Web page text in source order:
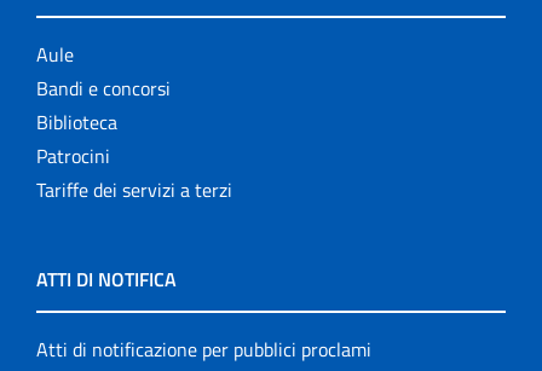
Aule
Bandi e concorsi
Biblioteca
Patrocini
Tariffe dei servizi a terzi
ATTI DI NOTIFICA
Atti di notificazione per pubblici proclami